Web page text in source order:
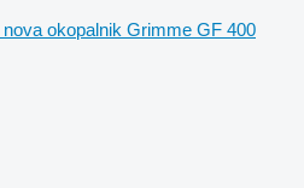
nova okopalnik Grimme GF 400